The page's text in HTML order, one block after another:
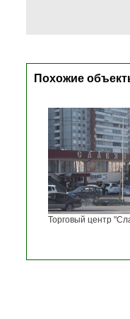
Похожие
Торговый центр